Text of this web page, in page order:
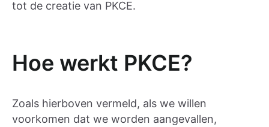
tot de creatie van PKCE.
Hoe werkt PKCE?
Zoals hierboven vermeld, als we willen
voorkomen dat we worden aangevallen,